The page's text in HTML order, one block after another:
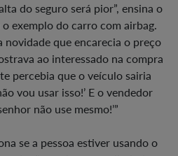
do seguro será pior”, ensina o
exemplo do carro com airbag.
novidade que encarecia o preço
ao interessado na compra
percebia que o veículo sairia
vou usar isso!’ E o vendedor
não use mesmo!’”
se a pessoa estiver usando o